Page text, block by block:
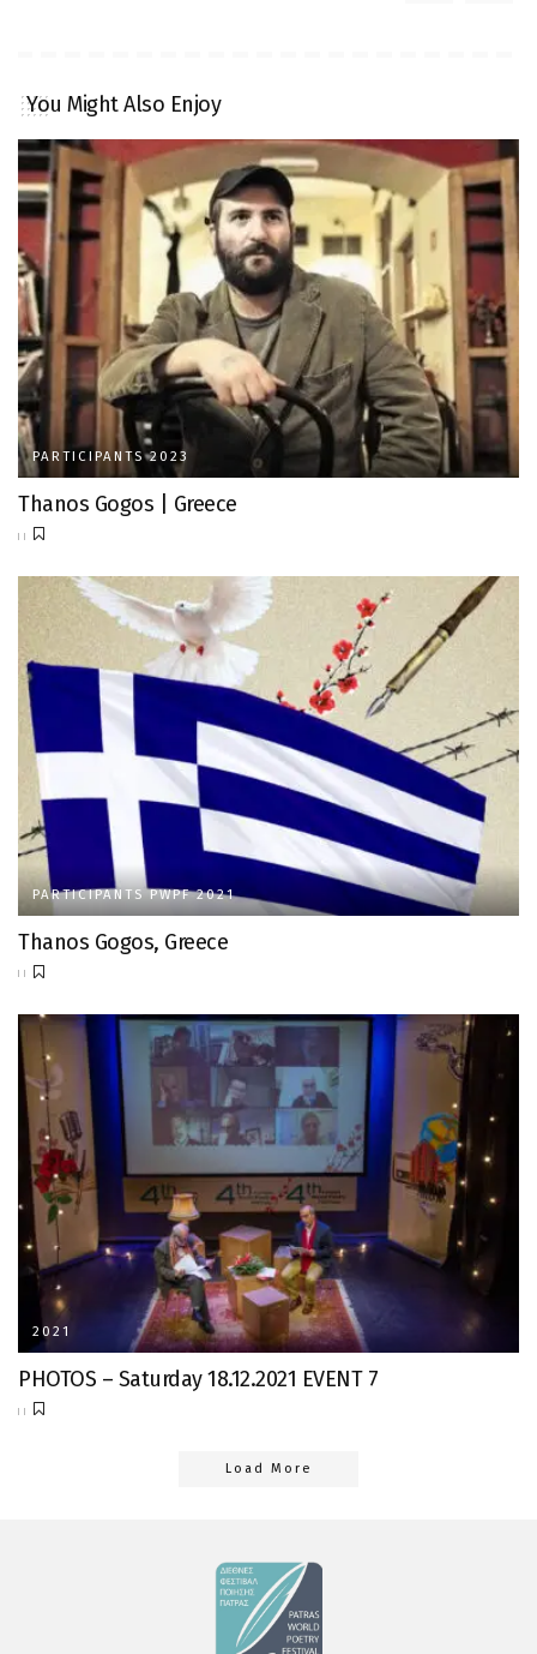
You Might Also Enjoy
PARTICIPANTS 2023
Thanos Gogos | Greece
PARTICIPANTS PWPF 2021
Thanos Gogos, Greece
2021
PHOTOS – Saturday 18.12.2021 EVENT 7
Load More